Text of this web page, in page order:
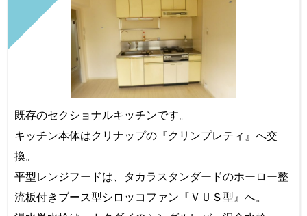
既存のセクショナルキッチンです。
キッチン本体はクリナップの『クリンプレティ』へ交
換。
平型レンジフードは、タカラスタンダードのホーロー整
流板付きブース型シロッコファン『ＶＵＳ型』へ。